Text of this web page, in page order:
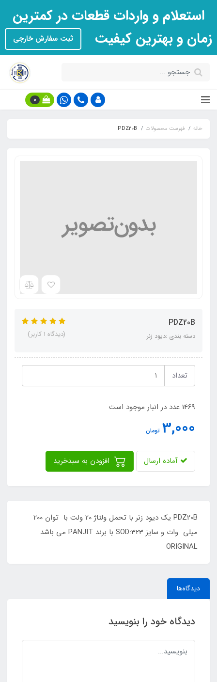
استعلام و واردات قطعات در کمترین
زمان و بهترین کیفیت
ثبت سفارش خارجی
0
خانه فهرست محصولات PDZ20B
PDZ20B
دسته بندی :دیود زنر (دیدگاه 1 کاربر)
تعداد
1469 عدد در انبار موجود است
3,000 تومان
آماده ارسال
PDZ20B یک دیود زنر با تحمل ولتاژ 20 ولت با توان 200
میلی وات و سایز SOD:323 با برند PANJIT می باشد
ORIGINAL
دیدگاه‌ها
دیدگاه خود را بنویسید